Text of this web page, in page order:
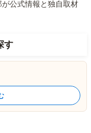
公式情報と独自取材
す